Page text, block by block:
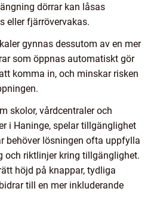
dörrar kan låsas
eller fjärrövervakas.
gynnas dessutom av en mer
som öppnas automatiskt gör
komma in, och minskar risken
skolor, vårdcentraler och
i Haninge, spelar tillgänglighet
behöver lösningen ofta uppfylla
och riktlinjer kring tillgänglighet.
höjd på knappar, tydliga
till en mer inkluderande